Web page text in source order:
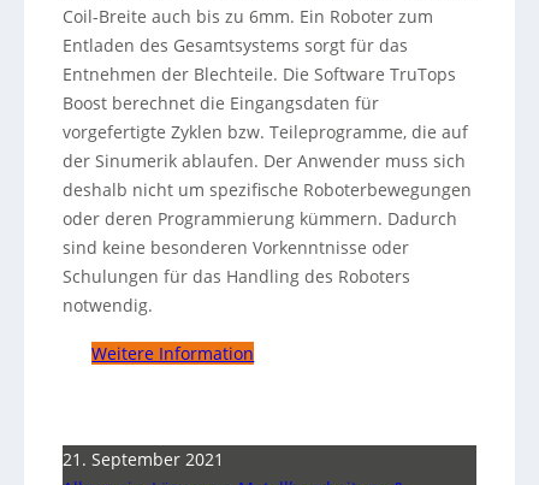
Coil-Breite auch bis zu 6mm. Ein Roboter zum
Entladen des Gesamtsystems sorgt für das
Entnehmen der Blechteile. Die Software TruTops
Boost berechnet die Eingangsdaten für
vorgefertigte Zyklen bzw. Teileprogramme, die auf
der Sinumerik ablaufen. Der Anwender muss sich
deshalb nicht um spezifische Roboterbewegungen
oder deren Programmierung kümmern. Dadurch
sind keine besonderen Vorkenntnisse oder
Schulungen für das Handling des Roboters
notwendig.
Weitere Information
21. September 2021